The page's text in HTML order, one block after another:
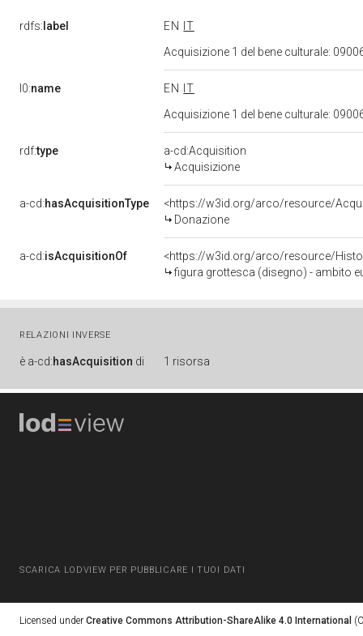
rdfs: label EN
IT
Acquisizione 1 del bene culturale:
l0:name EN
IT
Acquisizione 1 del bene culturale:
rdf:type
a-cd:Acquisition
Acquisizione
a-cd:hasAcquisitionType
<https://w3id.org/arco/resource/
Donazione
a-cd:isAcquisitionOf
<https://w3id.org/arco/resource/
figura grottesca (disegno) - ambito
RELAZIONI INVERSE
è a-cd:hasAcquisition di 1 risorsa
SCARICA LODVIEW PER PUBBLICARE I TUOI DATI
Licensed under Creative Commons Attribution-ShareAlike 4.0 International